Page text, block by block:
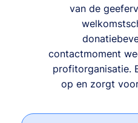
van de
contactmoment
profitorganisatie.
op en zorgt